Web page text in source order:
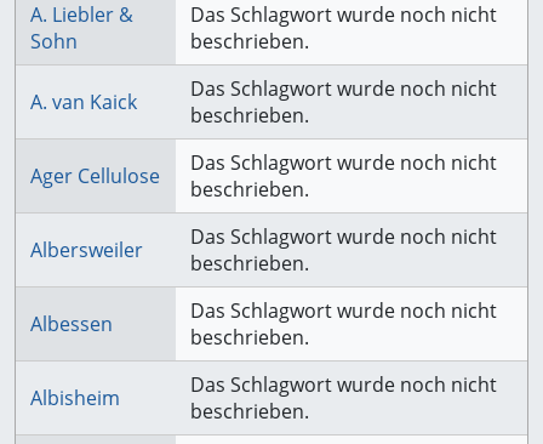
A. Liebler &
Sohn
Das Schlagwort wurde noch nicht
beschrieben.
A. van Kaick
Das Schlagwort wurde noch nicht
beschrieben.
Ager Cellulose
Das Schlagwort wurde noch nicht
beschrieben.
Albersweiler
Das Schlagwort wurde noch nicht
beschrieben.
Albessen
Das Schlagwort wurde noch nicht
beschrieben.
Albisheim
Das Schlagwort wurde noch nicht
beschrieben.